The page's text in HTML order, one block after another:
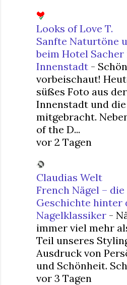
Looks of Love T.
Sanfte Naturtöne
beim Hotel
Innenstadt -
vorbeischaut!
süßes Foto aus
Innenstadt und
mitgebracht.
of the D...
vor 2 Tagen
Claudias Welt
French Nägel –
Geschichte hinter
Nagelklassiker -
immer viel mehr
Teil unseres
Ausdruck von
und Schönheit.
vor 3 Tagen